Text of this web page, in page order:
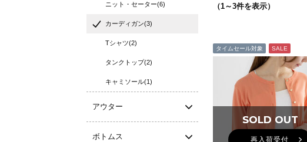
ニット・セーター(6)
カーディガン(3)
Tシャツ(2)
タンクトップ(2)
キャミソール(1)
アウター
ボトムス
（1～3件を表示）
タイムセール対象 SALE
SOLD OUT
SOLD OUT
再入荷受付